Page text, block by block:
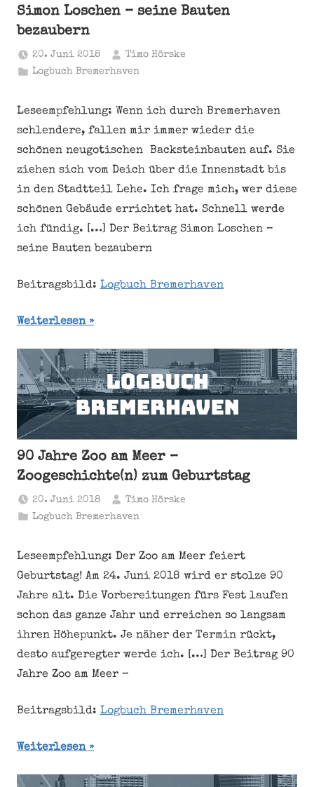
Simon Loschen – seine Bauten
bezaubern
20. Juni 2018
Timo Hörske
Logbuch Bremerhaven
Leseempfehlung: Wenn ich durch Bremerhaven
schlendere, fallen mir immer wieder die
schönen neugotischen Backsteinbauten auf. Sie
ziehen sich vom Deich über die Innenstadt bis
in den Stadtteil Lehe. Ich frage mich, wer diese
schönen Gebäude errichtet hat. Schnell werde
ich fündig. […] Der Beitrag Simon Loschen –
seine Bauten bezaubern
Beitragsbild: Logbuch Bremerhaven
Weiterlesen
90 Jahre Zoo am Meer –
Zoogeschichte(n) zum Geburtstag
20. Juni 2018
Timo Hörske
Logbuch Bremerhaven
Leseempfehlung: Der Zoo am Meer feiert
Geburtstag! Am 24. Juni 2018 wird er stolze 90
Jahre alt. Die Vorbereitungen fürs Fest laufen
schon das ganze Jahr und erreichen so langsam
ihren Höhepunkt. Je näher der Termin rückt,
desto aufgeregter werde ich. […] Der Beitrag 90
Jahre Zoo am Meer –
Beitragsbild: Logbuch Bremerhaven
Weiterlesen